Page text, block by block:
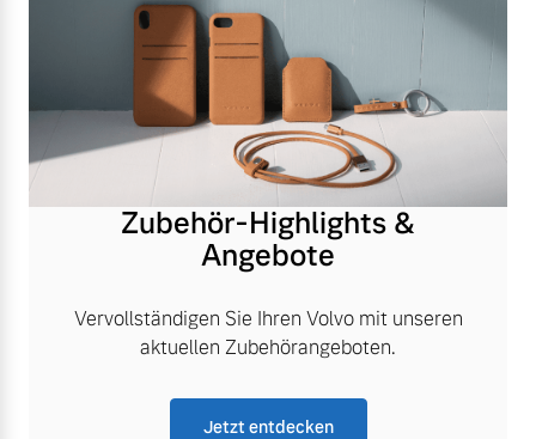
Zubehör-Highlights &
Angebote
Vervollständigen Sie Ihren Volvo mit unseren
aktuellen Zubehörangeboten.
Jetzt entdecken